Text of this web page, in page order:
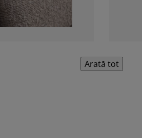
Arată tot